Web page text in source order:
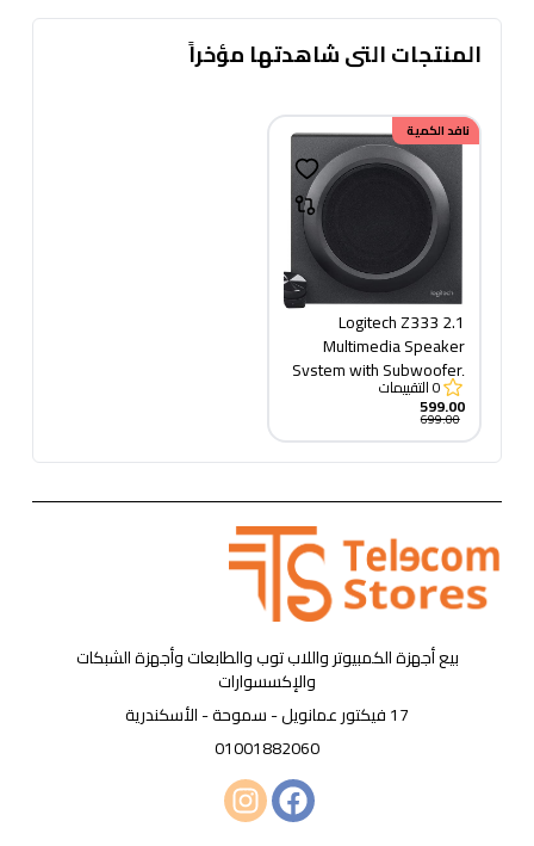
المنتجات التى شاهدتها مؤخراً
خصم100.00
نافد الكمية
Logitech Z333 2.1
Multimedia Speaker
System with Subwoofer,
Rich Bold Sound, 80
Watts Peak Power,
Strong Bass, 3.5mm
Audio and RCA Inputs,
Player, Black
0التقييمات
599.00
699.00
بيع أجهزة الكمبيوتر واللاب توب والطابعات وأجهزة الشبكات
والإكسسوارات
17 فيكتور عمانويل - سموحة - الأسكندرية
01001882060